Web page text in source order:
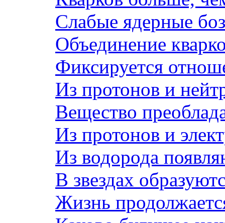
Слабые ядерные
Объединение
Фиксируется
Из протонов и
Вещество
Из протонов и
Из водорода
В звездах
Жизнь